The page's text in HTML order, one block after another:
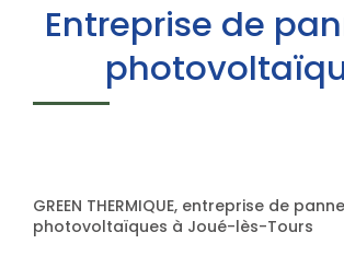
Entreprise de
GREEN THERMIQUE, entreprise de
photovoltaïques à Joué-lès-Tours